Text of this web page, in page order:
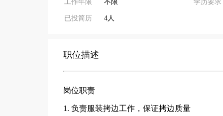
工作年限 不限
已投简历 4人
学历要求
职位描述
岗位职责
1. 负责服装拷边工作，保证拷边质量